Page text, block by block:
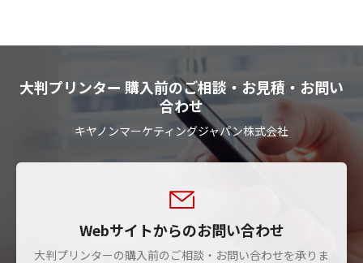
大判プリンター 購入前のご相談・お見積・お問い
合わせ
キヤノンマーケティングジャパン株式会社
Webサイトからのお問い合わせ
大判プリンターの購入前のご相談・お問い合わせを承りま